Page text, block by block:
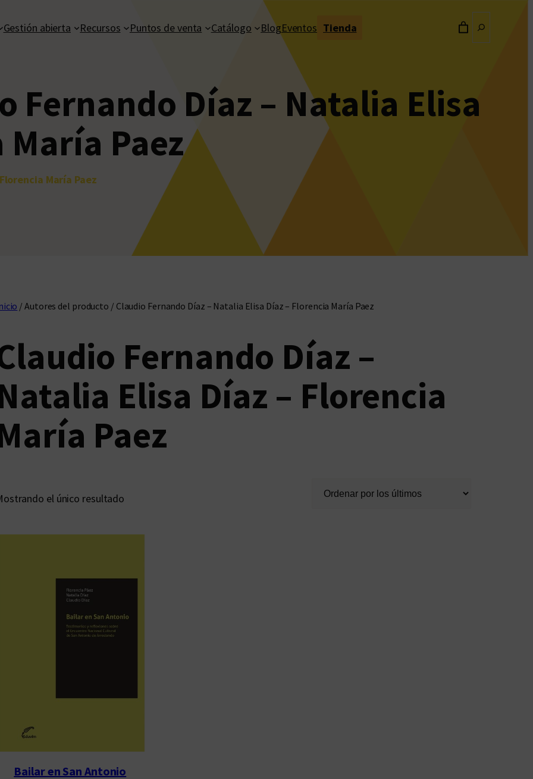
Gestión abierta Recursos Puntos de venta Catálogo BlogEventos Tienda
Fernando Díaz – Natalia Elisa
María Paez
María Paez
/ Autores del producto / Claudio Fernando Díaz – Natalia Elisa Díaz – Florencia María Paez
Fernando Díaz –
Elisa Díaz – Florencia
Paez
el único resultado
Bailar en San Antonio